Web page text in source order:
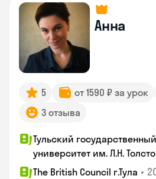
Анна
5 от 1590 ₽ за урок
3 отзыва
Тульский
университет им. Л.Н.
The British Council г.Тула •